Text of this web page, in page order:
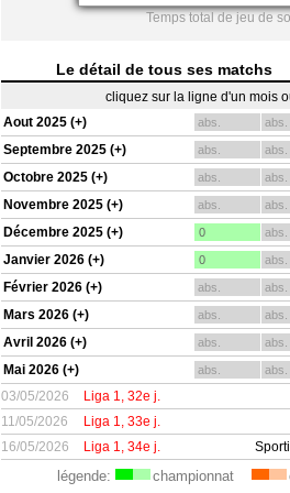
Temps total de jeu de
Le détail de tous ses matchs
cliquez sur la ligne d'un mois
Aout 2025 (+)
abs. abs.
Septembre 2025 (+) abs. abs.
Octobre 2025 (+) abs. abs.
Novembre 2025 (+) abs. abs.
Décembre 2025 (+) 0 abs.
Janvier 2026 (+) 0 abs.
Février 2026 (+) abs. abs.
Mars 2026 (+) abs. abs.
Avril 2026 (+) abs. abs.
Mai 2026 (+) abs. abs.
03/05/2026 Liga 1, 32e j.
11/05/2026
Liga 1, 33e j.
16/05/2026
Liga 1, 34e j.
légende: championnat